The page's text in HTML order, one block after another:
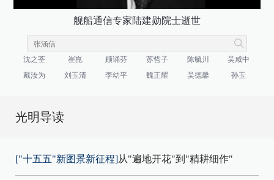
舰船通信专家陆建勋院士逝世
沈之荃 崔崑 顾诵芬 苏哲子 陈毓川
吴咸中
戴汝为
刘玉清 李幼平 魏正耀 吴德馨 孙玉
光明导读
["十五五"新图景新征程]从"遍地开花"到"精耕细作"